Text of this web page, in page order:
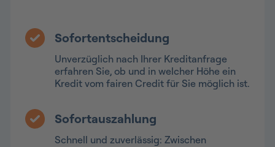
Sofortentscheidung
Unverzüglich nach Ihrer Kreditanfrage
erfahren Sie, ob und in welcher Höhe ein
Kredit vom fairen Credit für Sie möglich ist.
Sofortauszahlung
Schnell und zuverlässig: Zwischen